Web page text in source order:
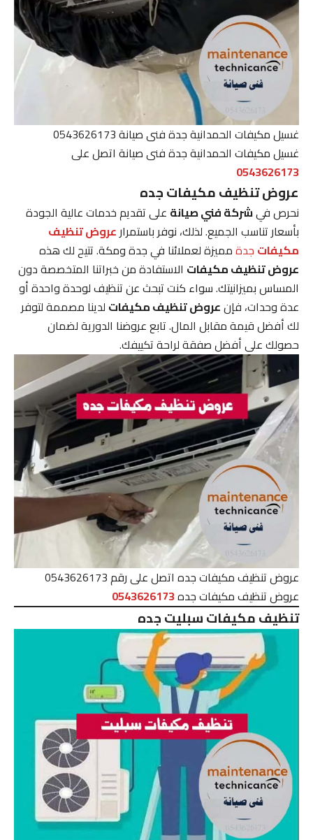
غسيل مكيفات الحمدانية جدة فنى صيانة 0543626173
غسيل مكيفات الحمدانية جدة فنى صيانة اتصل على
0543626173
عروض تنظيف مكيفات جده
نحرص فيشركة فني صيانة على تقديم خدمات عالية الجودة
بأسعار تناسب الجميع. لذلك، نوفر باستمرار عروض تنظيف
مكيفات جدةمميزة لعملائنا في جدة ومكة. تتيح لك هذه
عروض تنظيف مكيفات الاستفادة من خبراتنا المتخصصة دون
المساس بميزانيتك. سواء كنت تبحث عن تنظيف لوحدة واحدة أو
عدة وحدات، فإنعروض تنظيف مكيفات لدينا مصممة لتوفر
لك أفضل قيمة مقابل المال. تابع عروضنا الدورية لضمان
حصولك على أفضل صفقة لراحة تكييفك.
عروض تنظيف مكيفات جده اتصل على رقم 0543626173
عروض تنظيف مكيفات جده0543626173
تنظيف مكيفات سبليت جده